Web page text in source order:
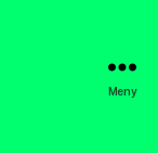
Meny